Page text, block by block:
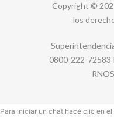
Copyright ©
los
0800-222-72583 I
RNOS
Para iniciar un chat hacé clic en el